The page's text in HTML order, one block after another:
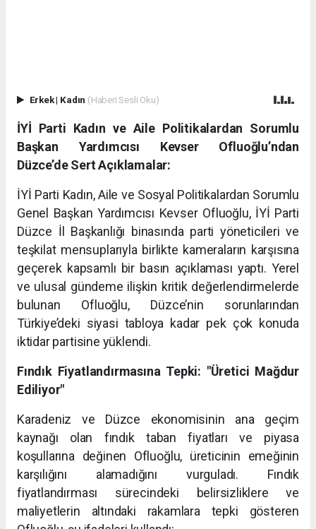
Erkek| Kadın (Haberi Sesli Oku)
İYİ Parti Kadın ve Aile Politikalardan Sorumlu
Başkan Yardımcısı Kevser Ofluoğlu’ndan
Düzce’de Sert Açıklamalar:
İYİ Parti Kadın, Aile ve Sosyal Politikalardan Sorumlu
Genel Başkan Yardımcısı Kevser Ofluoğlu, İYİ Parti
Düzce İl Başkanlığı binasında parti yöneticileri ve
teşkilat mensuplarıyla birlikte kameraların karşısına
geçerek kapsamlı bir basın açıklaması yaptı. Yerel
ve ulusal gündeme ilişkin kritik değerlendirmelerde
bulunan Ofluoğlu, Düzce’nin sorunlarından
Türkiye’deki siyasi tabloya kadar pek çok konuda
iktidar partisine yüklendi.
Fındık Fiyatlandırmasına Tepki: "Üretici Mağdur
Ediliyor"
Karadeniz ve Düzce ekonomisinin ana geçim
kaynağı olan fındık taban fiyatları ve piyasa
koşullarına değinen Ofluoğlu, üreticinin emeğinin
karşılığını alamadığını vurguladı. Fındık
fiyatlandırması sürecindeki belirsizliklere ve
maliyetlerin altındaki rakamlara tepki gösteren